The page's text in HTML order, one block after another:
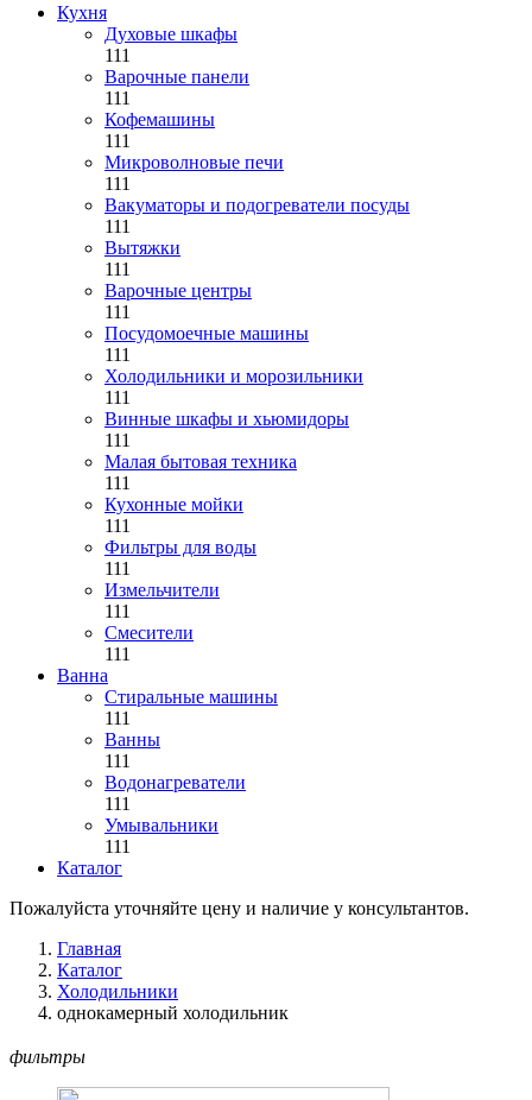
Кухня
Духовые шкафы
111
Варочные панели
111
Кофемашины
111
Микроволновые печи
111
Вакуматоры и подогреватели посуды
111
Вытяжки
111
Варочные центры
111
Посудомоечные машины
111
Холодильники и морозильники
111
Винные шкафы и хьюмидоры
111
Малая бытовая техника
111
Кухонные мойки
111
Фильтры для воды
111
Измельчители
111
Смесители
111
Ванна
Стиральные машины
111
Ванны
111
Водонагреватели
111
Умывальники
111
Каталог
Пожалуйста уточняйте цену и наличие у консультантов.
Главная
Каталог
Холодильники
однокамерный холодильник
фильтры